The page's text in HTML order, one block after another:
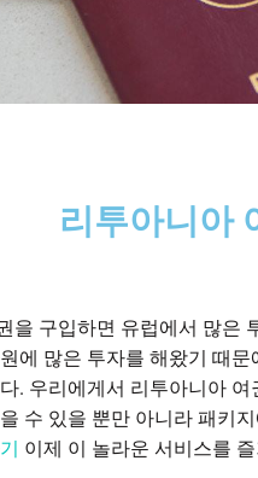
리투아니아
을 구입하면 유럽에서 많은
에 많은 투자를 해왔기 때
. 우리에게서 리투아니아
수 있을 뿐만 아니라 패키
이제 이 놀라운 서비스를